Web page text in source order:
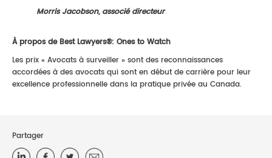
Morris Jacobson, associé directeur
À propos de Best Lawyers®: Ones to Watch
Les prix « Avocats à surveiller » sont des reconnaissances
accordées à des avocats qui sont en début de carrière pour leur
excellence professionnelle dans la pratique privée au Canada.
Partager